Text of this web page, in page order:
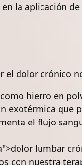
la aplicación
el dolor crónico
hierro en
exotérmica que
el flujo
">dolor lumbar
con nuestra